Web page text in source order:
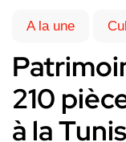
A la une
210
à la